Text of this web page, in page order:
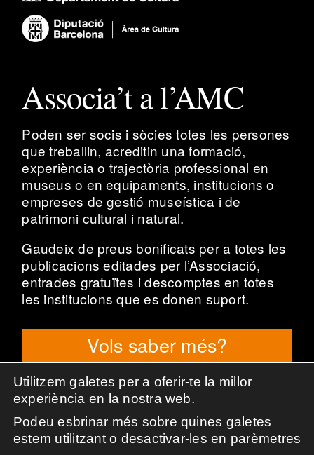
Associa’t a l’AMC
Poden ser socis i sòcies totes les persones
que treballin, acreditin una formació,
experiència o trajectòria professional en
museus o en equipaments, institucions o
empreses de gestió museística i de
patrimoni cultural i natural.
Gaudeix de preus bonificats per a totes les
publicacions editades per l’Associació,
entrades gratuïtes i descomptes en totes
les institucions que es donen suport.
Vols saber més?
Associació de Professionals de la Museologia de
Catalunya.
Utilitzem galetes per a oferir-te la millor
experiència en la nostra web.
Podeu esbrinar més sobre quines galetes
estem utilitzant o desactivar-les en parèmetres